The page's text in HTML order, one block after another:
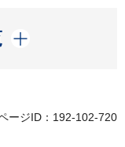
ージID：192-102-720